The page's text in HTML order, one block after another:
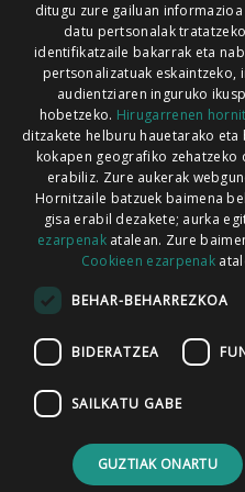
Xorroxin irratia |
ditugu zure gailuan
datu pertsonalak
identifikatzaile bakarrak eta
pertsonalizatuak eskaintzeko,
audientziaren inguruko
hobetzeko. Hirugarrenen
ditzakete helburu hauetarako
kokapen geografiko zehatzeko
erabiliz. Zure aukerak
Hornitzaile batzuek baimena
gisa erabil dezakete; aurka
ezarpenakatalean. Zure
Cookieen ezarpenak
BEHAR-BEHARREZKOA
BIDERATZEA
SAILKATU GABE
GUZTIAK ONARTU